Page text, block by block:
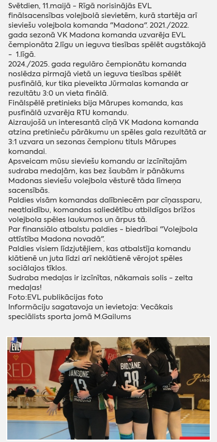
Svētdien, 11.maijā - Rīgā norisinājās EVL
finālsacensības volejbolā sievietēm, kurā startēja arī
sieviešu volejbola komanda "Madona". 2021./2022.
gada sezonā VK Madona komanda uzvarēja EVL
čempionāta 2.līgu un ieguva tiesības spēlēt augstākajā
- 1.līgā.
2024./2025. gada regulāro čempionātu komanda
noslēdza pirmajā vietā un ieguva tiesības spēlēt
pusfinālā, kur tika pieveikta Jūrmalas komanda ar
rezultātu 3:0 un vieta finālā.
Finālspēlē pretinieks bija Mārupes komanda, kas
pusfinālā uzvarēja RTU komandu.
Aizraujošā un interesantā cīņā VK Madona komanda
atzina pretinieču pārākumu un spēles gala rezultātā ar
3:1 uzvara un sezonas čempionu tituls Mārupes
komandai.
Apsveicam mūsu sieviešu komandu ar izcīnītajām
sudraba medaļām, kas bez šaubām ir pānākums
Madonas sieviešu volejbola vēsturē tāda līmeņa
sacensībās.
Paldies visām komandas dalībniecēm par cīņassparu,
neatlaidību, komandas saliedētību atbildīgos brīžos
volejbola spēles laukumos un ārpus tā.
Par finansiālo atbalstu paldies - biedrībai "Volejbola
attīstība Madona novadā".
Paldies visiem līdzjutējiem, kas atbalstīja komandu
klātienē un juta līdzi arī neklātienē vērojot spēles
sociālajos tīklos.
Sudraba medaļas ir izcīnītas, nākamais solis - zelta
medaļas!
Foto:EVL publikācijas foto
Informāciju sagatavoja un ievietoja: Vecākais
speciālists sporta jomā M.Gailums